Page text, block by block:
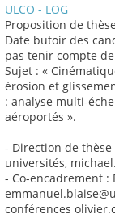
ULCO - LOG
Proposition de
Date butoir des
pas tenir compte
Sujet : «
érosion et
: analyse multi-
aéroportés ».
- Direction de thèse
universités,
- Co-encadrement :
conférences